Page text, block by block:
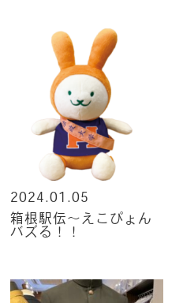
2024.01.05
箱根駅伝～えこぴょん
バズる！！